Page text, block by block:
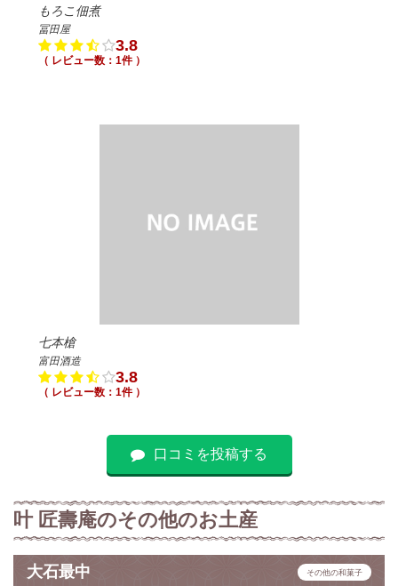
もろこ佃煮
冨田屋
3.8
（ レビュー数：1件 ）
七本槍
富田酒造
3.8
（ レビュー数：1件 ）
口コミを投稿する
叶 匠壽庵のその他のお土産
大石最中 その他の和菓子